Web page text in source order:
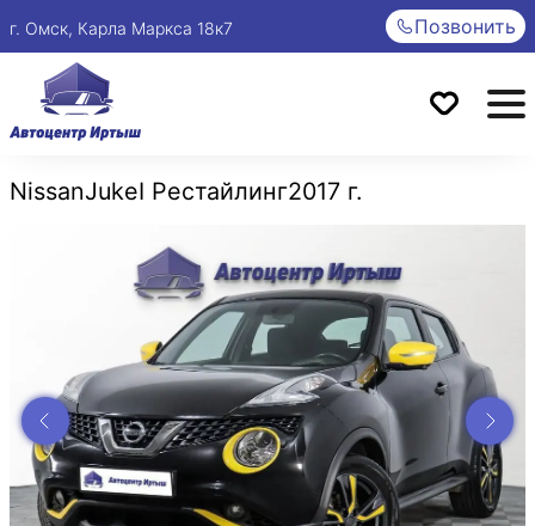
г. Омск, Карла Маркса 18к7 Позвонить
NissanJukeI Рестайлинг2017 г.